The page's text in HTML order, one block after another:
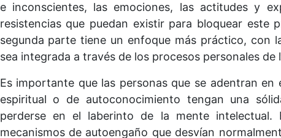
e inconscientes, las emociones, las actitudes y
resistencias que puedan existir para bloquear este
segunda parte tiene un enfoque más práctico, con
sea integrada a través de los procesos personales
Es importante que las personas que se adentran en
espiritual o de autoconocimiento tengan una
perderse en el laberinto de la mente intelectual.
mecanismos de autoengaño que desvían